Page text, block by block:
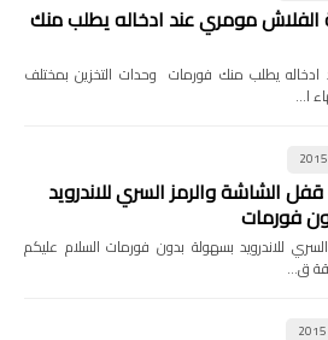
مومري عند ادخاله يطلب منك
يطلب منك فورمات وحدات التخزين بمختلف
ا…
الشاشة والرمز السري للاندرويد
فورمات
للاندرويد بسهولة بدون فورمات السلام عليكم
ق…